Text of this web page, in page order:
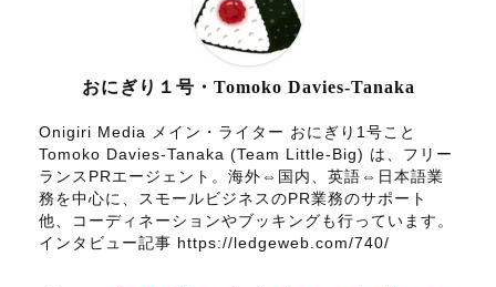
おにぎり１号・Tomoko Davies-Tanaka
Onigiri Media メイン・ライター おにぎり1号こと
Tomoko Davies-Tanaka (Team Little-Big) は、フリー
ランスPRエージェント。海外⇔国内、英語⇔日本語業
務を中心に、スモールビジネスのPR業務のサポート
他、コーディネーションやブッキングも行っています。
インタビュー記事 https://ledgeweb.com/740/